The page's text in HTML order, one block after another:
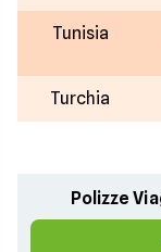
Tunisia
Turchia
Polizze